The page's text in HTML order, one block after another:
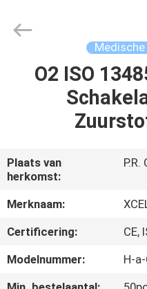
HUIS
PRODUCTEN
ONGEVEER
ONS
FABRIEKSREIS
Ltd..
O2 ISO
Plaats van
herkomst:
P.R.
Merknaam:
Certificering:
CE,
Modelnummer:
H-